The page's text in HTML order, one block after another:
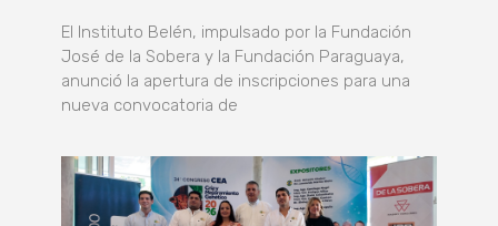
El Instituto Belén, impulsado por la Fundación
José de la Sobera y la Fundación Paraguaya,
anunció la apertura de inscripciones para una
nueva convocatoria de